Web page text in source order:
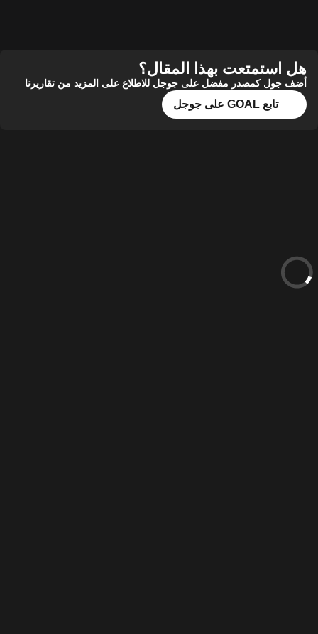
هل استمتعت بهذا المقال؟
أضف جول كمصدر مفضل على جوجل للاطلاع على المزيد من تقاريرنا
تابع GOAL على جوجل